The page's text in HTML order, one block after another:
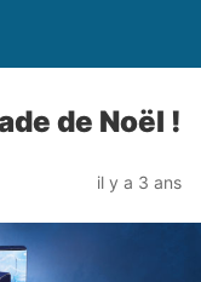
de Noël !
il y a 3 ans